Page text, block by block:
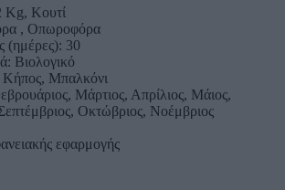
Kg, Κουτί
, Οπωροφόρα
(ημέρες): 30
Βιολογικό
Κήπος, Μπαλκόνι
Μάρτιος, Απρίλιος, Μάιος,
Οκτώβριος, Νοέμβριος
εφαρμογής